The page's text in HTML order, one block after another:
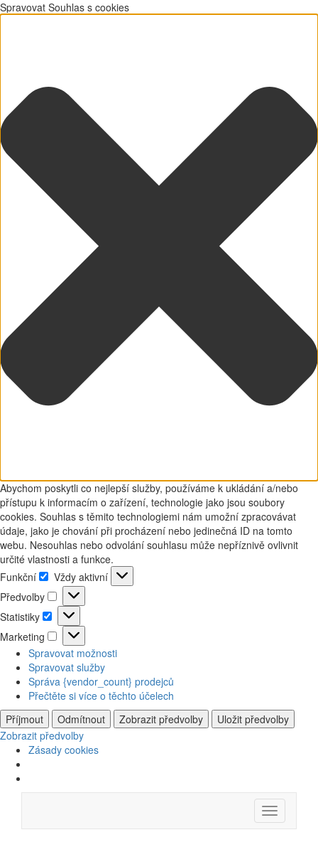
Spravovat Souhlas s cookies
Abychom poskytli co nejlepší služby, používáme k ukládání a/nebo
přístupu k informacím o zařízení, technologie jako jsou soubory
cookies. Souhlas s těmito technologiemi nám umožní zpracovávat
údaje, jako je chování při procházení nebo jedinečná ID na tomto
webu. Nesouhlas nebo odvolání souhlasu může nepříznivě ovlivnit
určité vlastnosti a funkce.
Funkční
Funkční
Vždy aktivní
Předvolby
Předvolby
Statistiky
Statistiky
Marketing
Marketing
Spravovat možnosti
Spravovat služby
Správa {vendor_count} prodejců
Přečtěte si více o těchto účelech
Příjmout
Odmítnout Zobrazit předvolby
Uložit předvolby
Zobrazit předvolby
Zásady cookies
content
Menu